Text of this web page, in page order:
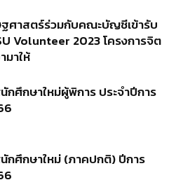
ศาสตร์ร่วมกับคณะบัญชีเข้ารับ
Volunteer 2023 โครงการจิต
มาให้
กศึกษาใหม่ผู้พิการ ประจำปีการ
กศึกษาใหม่ (ภาคปกติ) ปีการ